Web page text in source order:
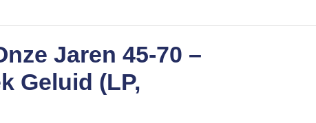
Jaren 45-70 –
Geluid (LP,